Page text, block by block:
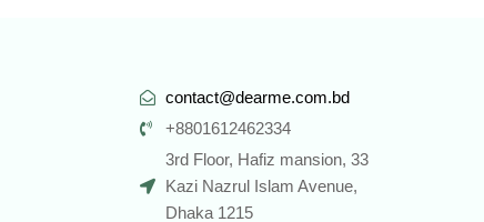
contact@dearme.com.bd
+8801612462334
3rd Floor, Hafiz mansion, 33
Kazi Nazrul Islam Avenue,
Dhaka 1215